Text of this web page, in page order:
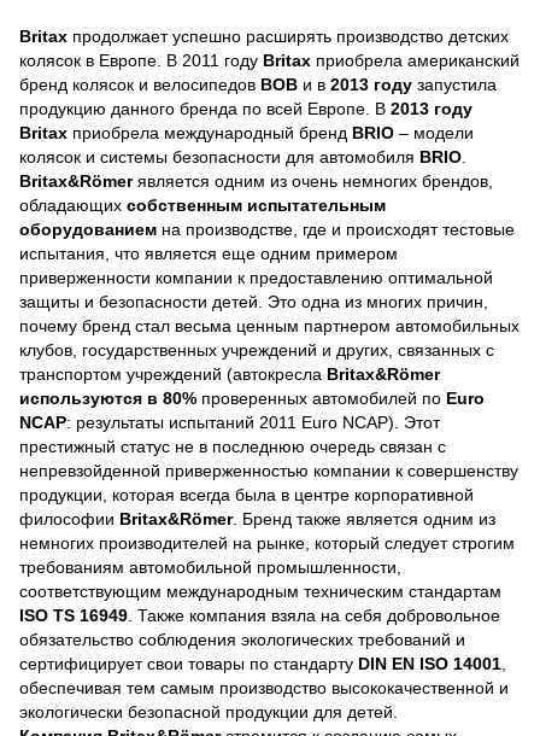
Britax продолжает успешно расширять производство детских
колясок в Европе. В 2011 году Britax приобрела американский
бренд колясок и велосипедов BOB и в 2013 году запустила
продукцию данного бренда по всей Европе. В 2013 году
Britax приобрела международный бренд BRIO – модели
колясок и системы безопасности для автомобиля BRIO
Britax&Römerявляется одним из очень немногих брендов,
обладающих собственным испытательным
оборудованием на производстве, где и происходят тестовые
испытания, что является еще одним примером
приверженности компании к предоставлению оптимальной
защиты и безопасности детей. Это одна из многих причин,
почему бренд стал весьма ценным партнером автомобильных
клубов, государственных учреждений и других, связанных с
транспортом учреждений (автокресла Britax&Römer
используются в 80% проверенных автомобилей по Euro
NCAP: результаты испытаний 2011 Euro NCAP). Этот
престижный статус не в последнюю очередь связан с
непревзойденной приверженностью компании к совершенству
продукции, которая всегда была в центре корпоративной
философии Britax&Römer. Бренд также является одним из
немногих производителей на рынке, который следует строгим
требованиям автомобильной промышленности,
соответствующим международным техническим стандартам
ISO TS 16949 . Также компания взяла на себя добровольное
обязательство соблюдения экологических требований и
сертифицирует свои товары по стандарту DIN EN ISO 14001
обеспечивая тем самым производство высококачественной и
экологически безопасной продукции для детей.